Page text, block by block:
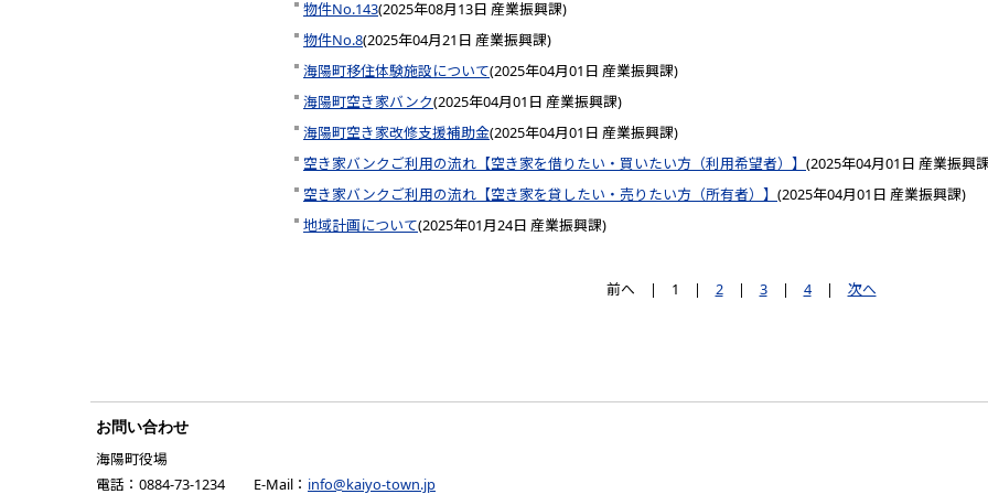
物件No.143(2025年08月13日 産業振興課)
物件No.8(2025年04月21日 産業振興課)
海陽町移住体験施設について(2025年04月01日 産業振興課)
海陽町空き家バンク(2025年04月01日 産業振興課)
海陽町空き家改修支援補助金(2025年04月01日 産業振興課)
空き家バンクご利用の流れ【空き家を借りたい・買いたい方（利用希望者）】 (2025年04月01日 産業振興
空き家バンクご利用の流れ【空き家を貸したい・売りたい方（所有者）】 (2025年04月01日 産業振興課)
地域計画について(2025年01月24日 産業振興課)
前へ | 1 | 2 | 3 | 4 | 次へ
お問い合わせ
海陽町役場
電話：0884-73-1234 E-Mail： info@kaiyo-town.jp